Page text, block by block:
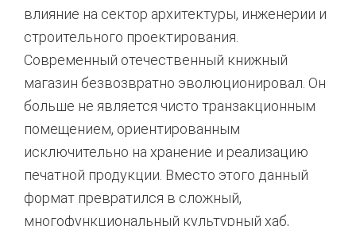
влияние на сектор архитектуры, инженерии и
строительного проектирования.
Современный отечественный книжный
магазин безвозвратно эволюционировал. Он
больше не является чисто транзакционным
помещением, ориентированным
исключительно на хранение и реализацию
печатной продукции. Вместо этого данный
формат превратился в сложный,
многофункциональный культурный хаб,